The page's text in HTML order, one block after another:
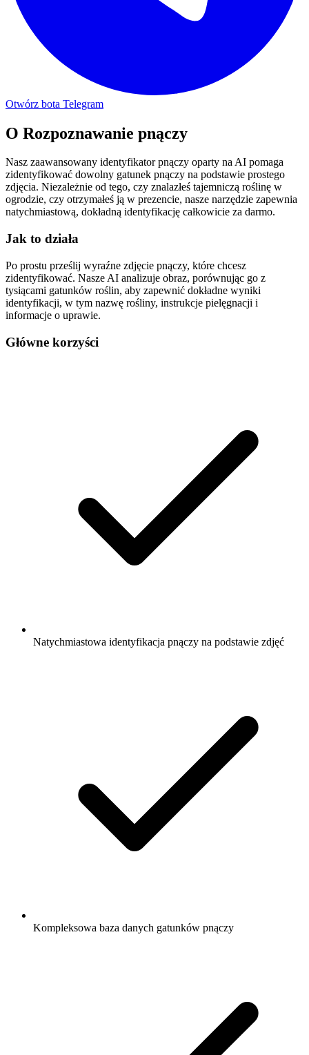
Otwórz bota Telegram
O Rozpoznawanie pnączy
Nasz zaawansowany identyfikator pnączy oparty na AI pomaga
zidentyfikować dowolny gatunek pnączy na podstawie prostego
zdjęcia. Niezależnie od tego, czy znalazłeś tajemniczą roślinę w
ogrodzie, czy otrzymałeś ją w prezencie, nasze narzędzie zapewnia
natychmiastową, dokładną identyfikację całkowicie za darmo.
Jak to działa
Po prostu prześlij wyraźne zdjęcie pnączy, które chcesz
zidentyfikować. Nasze AI analizuje obraz, porównując go z
tysiącami gatunków roślin, aby zapewnić dokładne wyniki
identyfikacji, w tym nazwę rośliny, instrukcje pielęgnacji i
informacje o uprawie.
Główne korzyści
Natychmiastowa identyfikacja pnączy na podstawie zdjęć
Kompleksowa baza danych gatunków pnączy